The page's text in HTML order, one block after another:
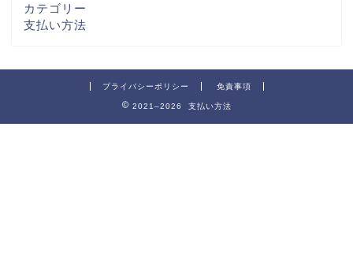
カテゴリー
支払い方法
プライバシーポリシー 免責事項
2021–2026 支払い方法